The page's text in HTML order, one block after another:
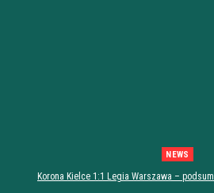
NEWS
Korona Kielce 1:1 Legia Warszawa –